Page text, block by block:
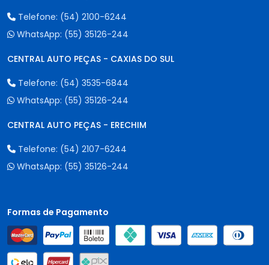
Telefone: (54) 2100-6244
WhatsApp: (55) 35126-244
CENTRAL AUTO PEÇAS - CAXIAS DO SUL
Telefone: (54) 3535-6844
WhatsApp: (55) 35126-244
CENTRAL AUTO PEÇAS - ERECHIM
Telefone: (54) 2107-6244
WhatsApp: (55) 35126-244
Formas de Pagamento